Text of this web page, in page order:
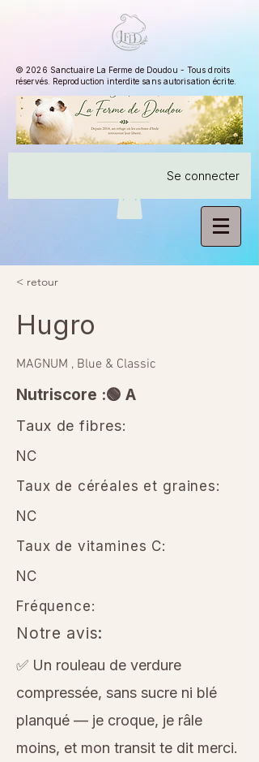
© 2026 Sanctuaire La Ferme de Doudou - Tous droits
réservés. Reproduction interdite sans autorisation écrite.
Se connecter
< retour
Hugro
MAGNUM , Blue & Classic
Nutriscore :🟢 A
Taux de fibres:
NC
Taux de céréales et graines:
NC
Taux de vitamines C:
NC
Fréquence:
Notre avis:
✅ Un rouleau de verdure
compressée, sans sucre ni blé
planqué — je croque, je râle
moins, et mon transit te dit merci.